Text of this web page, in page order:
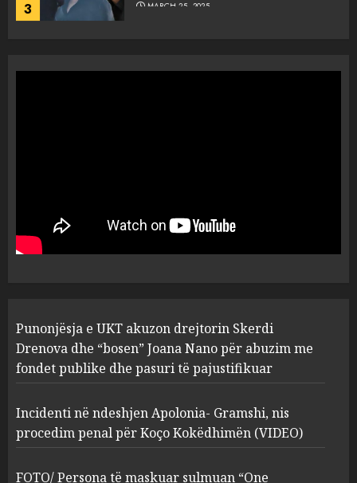
4 MARCH 25, 2025
1
“bosen” Joana Nano për
abuzim me fondet publike dhe
pasuri të pajustifikuar
2
Apolonia- Gramshi, nis
procedim penal për Koço
Kokëdhimën (VIDEO)
MARCH 27, 2025
FOTO/ Persona të maskuar
sulmuan “One Albania”,
ngjarja u fsheh. A u vodhën
Punonjësja e UKT akuzon drejtorin Skerdi
Drenova dhe “bosen” Joana Nano për abuzim me
fondet publike dhe pasuri të pajustifikuar
Incidenti në ndeshjen Apolonia- Gramshi, nis
procedim penal për Koço Kokëdhimën (VIDEO)
FOTO/ Persona të maskuar sulmuan “One